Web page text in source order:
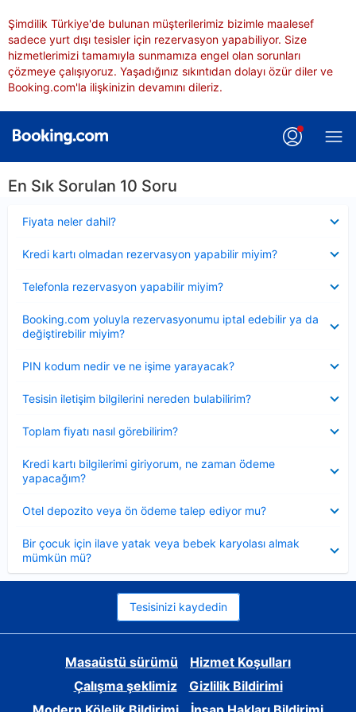
Şimdilik Türkiye'de bulunan müşterilerimiz bizimle maalesef
sadece yurt dışı tesisler için rezervasyon yapabiliyor. Size
hizmetlerimizi tamamıyla sunmamıza engel olan sorunları
çözmeye çalışıyoruz. Yaşadığınız sıkıntıdan dolayı özür diler ve
Booking.com'la ilişkinizin devamını dileriz.
En Sık Sorulan 10 Soru
Fiyata neler dahil?
Kredi kartı olmadan rezervasyon yapabilir miyim?
Telefonla rezervasyon yapabilir miyim?
Booking.com yoluyla rezervasyonumu iptal edebilir ya da
değiştirebilir miyim?
PIN kodum nedir ve ne işime yarayacak?
Tesisin iletişim bilgilerini nereden bulabilirim?
Toplam fiyatı nasıl görebilirim?
Kredi kartı bilgilerimi giriyorum, ne zaman ödeme
yapacağım?
Otel depozito veya ön ödeme talep ediyor mu?
Bir çocuk için ilave yatak veya bebek karyolası almak
mümkün mü?
Tesisinizi kaydedin
Masaüstü sürümü
Hizmet Koşulları
Çalışma şeklimiz
Gizlilik Bildirimi